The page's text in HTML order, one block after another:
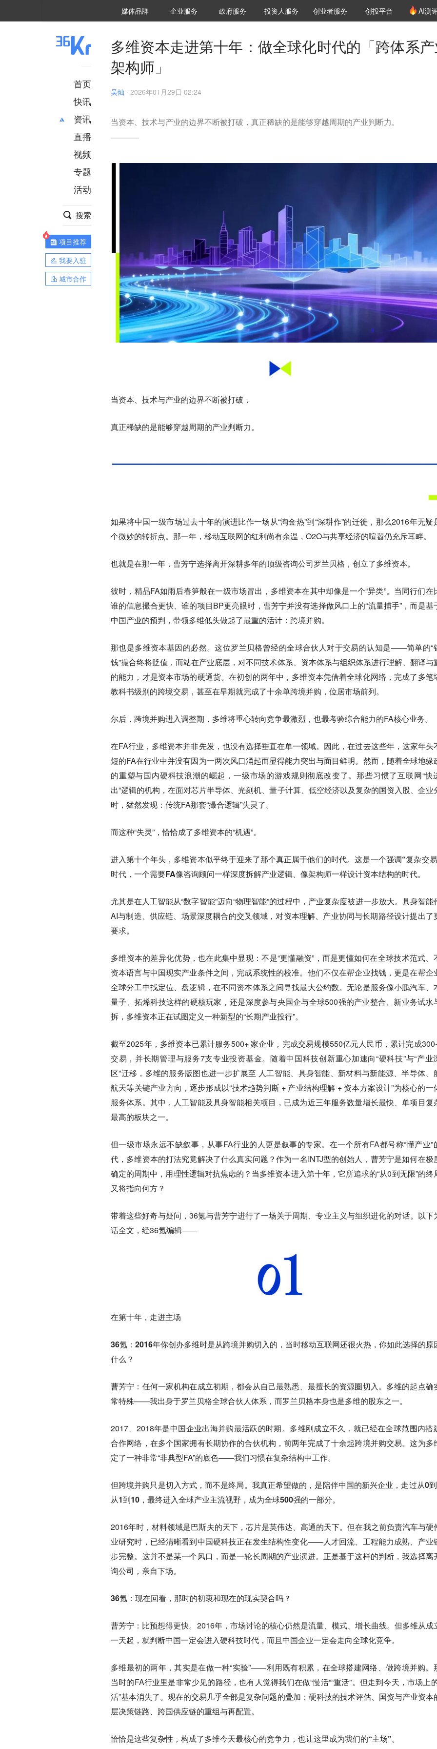
媒体品牌 36Kr研究院
企业服务 城市之窗
政府服务 VClub投资机构库
投资机构职位推介
投资人服务 创投氪堂
创业者服务 创投平台 AI测
首页
快讯
资讯
推荐
财经
项目推荐
安徽
直播
视频
专题
活动
搜索
项目推荐
我要入驻
城市合作
多维资本走进第十年：做全球化时代的「跨体系
架构师」
吴灿 · 2026年01月29日 02:24
当资本、技术与产业的边界不断被打破，真正稀缺的是能够穿越周期的产业判断力。
当资本、技术与产业的边界不断被打破，
真正稀缺的是能够穿越周期的产业判断力。
如果将中国一级市场过去十年的演进比作一场从“淘金热”到“深耕作”的迁徙，那么2016年无疑
个微妙的转折点。那一年，移动互联网的红利尚有余温，O2O与共享经济的喧嚣仍充斥耳畔。
也就是在那一年，曹芳宁选择离开深耕多年的顶级咨询公司罗兰贝格，创立了多维资本。
彼时，精品FA如雨后春笋般在一级市场冒出，多维资本在其中却像是一个“异类”。当同行们在
谁的信息撮合更快、谁的项目BP更亮眼时，曹芳宁并没有选择做风口上的“流量捕手”，而是基
中国产业的预判，带领多维低头做起了最重的活计：跨境并购。
那也是多维资本基因的必然。这位罗兰贝格曾经的全球合伙人对于交易的认知是——简单的“
钱”撮合终将贬值，而站在产业底层，对不同技术体系、资本体系与组织体系进行理解、翻译与
的能力，才是资本市场的硬通货。在初创的两年中，多维资本凭借着全球化网络，完成了多笔
教科书级别的跨境交易，甚至在早期就完成了十余单跨境并购，位居市场前列。
尔后，跨境并购进入调整期，多维将重心转向竞争最激烈，也最考验综合能力的FA核心业务。
在FA行业，多维资本并非先发，也没有选择垂直在单一领域。因此，在过去这些年，这家年头
短的FA在行业中并没有因为一两次风口涌起而显得能力突出与面目鲜明。然而，随着全球地缘
的重塑与国内硬科技浪潮的崛起，一级市场的游戏规则彻底改变了。那些习惯了互联网“快
出”逻辑的机构，在面对芯片半导体、光刻机、量子计算、低空经济以及复杂的国资入股、企业
时，猛然发现：传统FA那套“撮合逻辑”失灵了。
而这种“失灵”，恰恰成了多维资本的“机遇”。
进入第十个年头，多维资本似乎终于迎来了那个真正属于他们的时代。这是一个强调“复杂交
时代，一个需要FA像咨询顾问一样深度拆解产业逻辑、像架构师一样设计资本结构的时代。
尤其是在人工智能从“数字智能”迈向“物理智能”的过程中，产业复杂度被进一步放大。具身智能
AI与制造、供应链、场景深度耦合的交叉领域，对资本理解、产业协同与长期路径设计提出了
要求。
多维资本的差异化优势，也在此集中显现：不是“更懂融资”，而是更懂如何在全球技术范式、
资本语言与中国现实产业条件之间，完成系统性的校准。他们不仅在帮企业找钱，更是在帮企
全球分工中找定位、盘逻辑，在不同资本体系之间寻找最大公约数。无论是服务像小鹏汽车、
量子、拓烯科技这样的硬核玩家，还是深度参与央国企与全球500强的产业整合、新业务试水
拆，多维资本正在试图定义一种新型的“长期产业投行”。
截至2025年，多维资本已累计服务500+ 家企业，完成交易规模550亿元人民币，累计完成
交易，并长期管理与服务7支专业投资基金。随着中国科技创新重心加速向“硬科技”与“产业
区”迁移，多维的服务版图也进一步扩展至 人工智能、具身智能、新材料与新能源、半导体、
航天等关键产业方向，逐步形成以“技术趋势判断 + 产业结构理解 + 资本方案设计”为核心的一
服务体系。其中，人工智能及具身智能相关项目，已成为近三年服务数量增长最快、单项目复
最高的板块之一。
但一级市场永远不缺叙事，从事FA行业的人更是叙事的专家。在一个所有FA都号称“懂产业”
代，多维资本的打法究竟解决了什么真实问题？作为一名INTJ型的创始人，曹芳宁是如何在极
确定的周期中，用理性逻辑对抗焦虑的？当多维资本进入第十年，它所追求的“从0到无限”的终
又将指向何方？
带着这些好奇与疑问，36氪与曹芳宁进行了一场关于周期、专业主义与组织进化的对话。以下
话全文，经36氪编辑——
在第十年，走进主场
36氪：2016年你创办多维时是从跨境并购切入的，当时移动互联网还很火热，你如此选择的原
什么？
曹芳宁： 任何一家机构在成立初期，都会从自己最熟悉、最擅长的资源圈切入。多维的起点确
常特殊——我出身于罗兰贝格全球合伙人体系，而罗兰贝格本身也是多维的股东之一。
2017、2018年是中国企业出海并购最活跃的时期。多维刚成立不久，就已经在全球范围内搭
合作网络，在多个国家拥有长期协作的合伙机构，前两年完成了十余起跨境并购交易。这为多
定了一种非常“非典型FA”的底色——我们习惯在复杂结构中工作。
但跨境并购只是切入方式，而不是终局。我真正希望做的， 是陪伴中国的新兴企业，走过从0到
从1到10，最终进入全球产业主流视野，成为全球500强的一部分。
2016年时，材料领域是巴斯夫的天下，芯片是英伟达、高通的天下。但在我之前负责汽车与硬
业研究时，已经清晰看到中国硬科技正在发生结构性变化——人才回流、工程能力成熟、产业
步完整。这并不是某一个风口，而是一轮长周期的产业演进。正是基于这样的判断，我选择离
询公司，亲自下场。
36氪：现在回看，那时的初衷和现在的现实契合吗？
曹芳宁： 比预想得更快。2016年，市场讨论的核心仍然是流量、模式、增长曲线。但多维从成
一天起，就判断中国一定会进入硬科技时代，而且中国企业一定会走向全球化竞争。
多维最初的两年，其实是在做一种“实验”——利用既有积累，在全球搭建网络、做跨境并购。
当时的FA行业里是非常少见的路径，也有人觉得我们在做“慢活”“重活”。但走到今天，市场上
活”基本消失了。现在的交易几乎全部是复杂问题的叠加：硬科技的技术评估、国资与产业资本
层决策链路、跨国供应链的重组与再配置。
恰恰是这些复杂性，构成了多维今天最核心的竞争力，也让这里成为我们的“主场”。